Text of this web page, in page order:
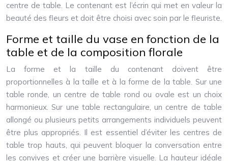
centre de table. Le contenant est l’écrin qui met en valeur la
beauté des fleurs et doit être choisi avec soin par le fleuriste.
Forme et taille du vase en fonction de la
table et de la composition florale
La forme et la taille du contenant doivent être
proportionnelles à la taille et à la forme de la table. Sur une
table ronde, un centre de table rond ou ovale est un choix
harmonieux. Sur une table rectangulaire, un centre de table
allongé ou plusieurs petits arrangements individuels peuvent
être plus appropriés. Il est essentiel d’éviter les centres de
table trop hauts, qui peuvent bloquer la conversation entre
les convives et créer une barrière visuelle. La hauteur idéale